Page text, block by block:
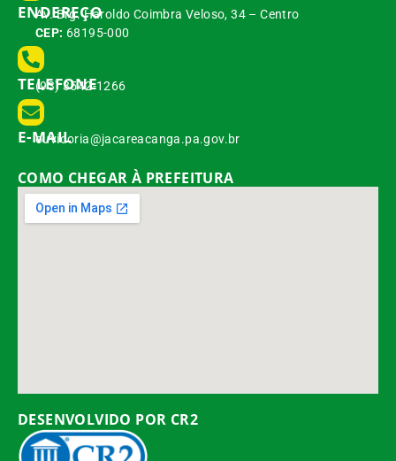
ENDEREÇO
Av. Brg. Haroldo Coimbra Veloso, 34 – Centro
CEP: 68195-000
TELEFONE
(93) 3542-1266
E-MAIL
ouvidoria@jacareacanga.pa.gov.br
COMO CHEGAR À PREFEITURA
DESENVOLVIDO POR CR2